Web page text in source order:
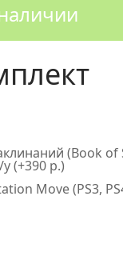
(Book of
(+390 р.)
Move (PS3,